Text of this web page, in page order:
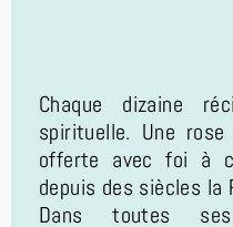
Chaque dizaine
spirituelle. Une
offerte avec foi à
depuis des siècles la
Dans toutes